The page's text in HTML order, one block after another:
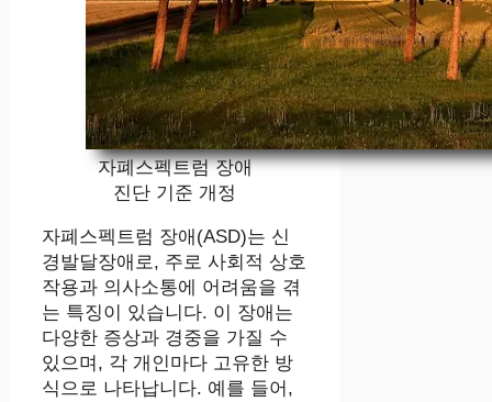
자폐스펙트럼 장애
진단 기준 개정
자폐스펙트럼 장애(ASD)는 신
경발달장애로, 주로 사회적 상호
작용과 의사소통에 어려움을 겪
는 특징이 있습니다. 이 장애는
다양한 증상과 경중을 가질 수
있으며, 각 개인마다 고유한 방
식으로 나타납니다. 예를 들어,